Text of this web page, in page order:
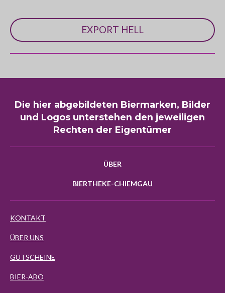
EXPORT HELL
Die hier abgebildeten Biermarken, Bilder
und Logos unterstehen den jeweiligen
Rechten der Eigentümer
ÜBER
BIERTHEKE-CHIEMGAU
KONTAKT
ÜBER UNS
GUTSCHEINE
BIER-ABO